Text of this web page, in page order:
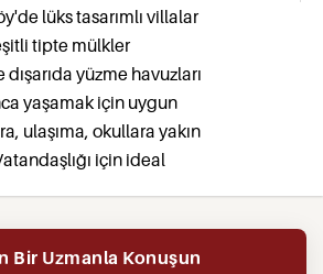
lüks tasarımlı villalar
tipte mülkler
yüzme havuzları
yaşamak için uygun
ulaşıma, okullara yakın
için ideal
Bir Uzmanla Konuşun